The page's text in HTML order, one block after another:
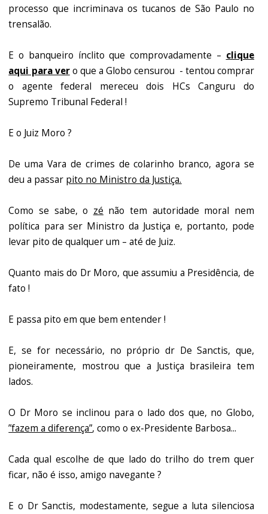
processo que incriminava os tucanos de São Paulo no
trensalão.
E o banqueiro ínclito que comprovadamente – clique
aqui para vero que a Globo censurou - tentou comprar
o agente federal mereceu dois HCs Canguru do
Supremo Tribunal Federal !
E o Juiz Moro ?
De uma Vara de crimes de colarinho branco, agora se
deu a passar pito no Ministro da Justiça.
Como se sabe, o zé não tem autoridade moral nem
política para ser Ministro da Justiça e, portanto, pode
levar pito de qualquer um – até de Juiz.
Quanto mais do Dr Moro, que assumiu a Presidência, de
fato !
E passa pito em que bem entender !
E, se for necessário, no próprio dr De Sanctis, que,
pioneiramente, mostrou que a Justiça brasileira tem
lados.
O Dr Moro se inclinou para o lado dos que, no Globo,
”fazem a diferença”, como o ex-Presidente Barbosa...
Cada qual escolhe de que lado do trilho do trem quer
ficar, não é isso, amigo navegante ?
E o Dr Sanctis, modestamente, segue a luta silenciosa